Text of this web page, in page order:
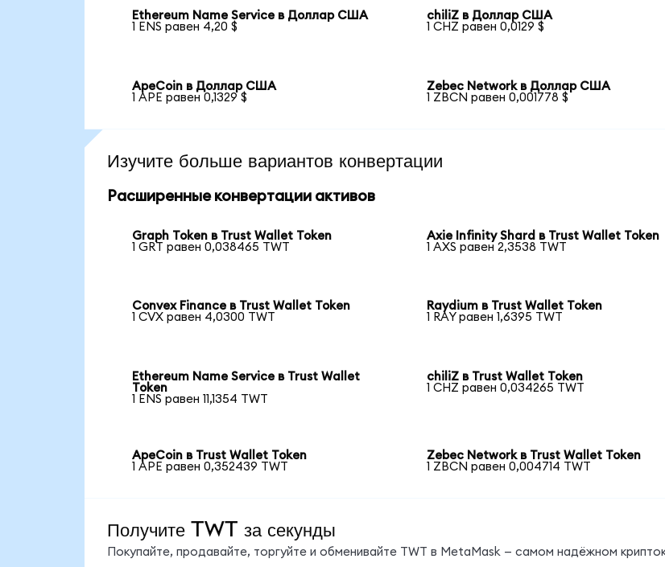
Ethereum Name Service в Доллар США
1 ENS равен 4,20 $
chiliZ в Доллар США
1 CHZ равен 0,0129 $
ApeCoin в Доллар США
1 APE равен 0,1329 $
Zebec Network в Доллар США
1 ZBCN равен 0,001778 $
Изучите больше вариантов конвертации
Расширенные конвертации активов
Graph Token в Trust Wallet Token
1 GRT равен 0,038465 TWT
Axie Infinity Shard в Trust Wallet Token
1 AXS равен 2,3538 TWT
Convex Finance в Trust Wallet Token
1 CVX равен 4,0300 TWT
Raydium в Trust Wallet Token
1 RAY равен 1,6395 TWT
Ethereum Name Service в Trust Wallet
Token
1 ENS равен 11,1354 TWT
chiliZ в Trust Wallet Token
1 CHZ равен 0,034265 TWT
ApeCoin в Trust Wallet Token
1 APE равен 0,352439 TWT
Zebec Network в Trust Wallet Token
1 ZBCN равен 0,004714 TWT
Получите TWT за секунды
Покупайте, продавайте, торгуйте и обменивайте TWT в MetaMask — самом надёжном